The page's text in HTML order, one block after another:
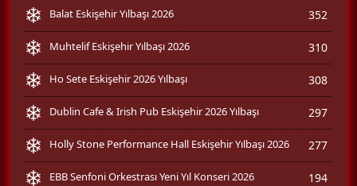
Balat Eskişehir Yılbaşı 2026 352
Muhtelif Eskişehir Yılbaşı 2026 310
Ho Sete Eskişehir 2026 Yılbaşı 308
Dublin Cafe & Irish Pub Eskişehir 2026 Yılbaşı 297
Holly Stone Performance Hall Eskişehir Yılbaşı 2026 277
EBB Senfoni Orkestrası Yeni Yıl Konseri 2026 194